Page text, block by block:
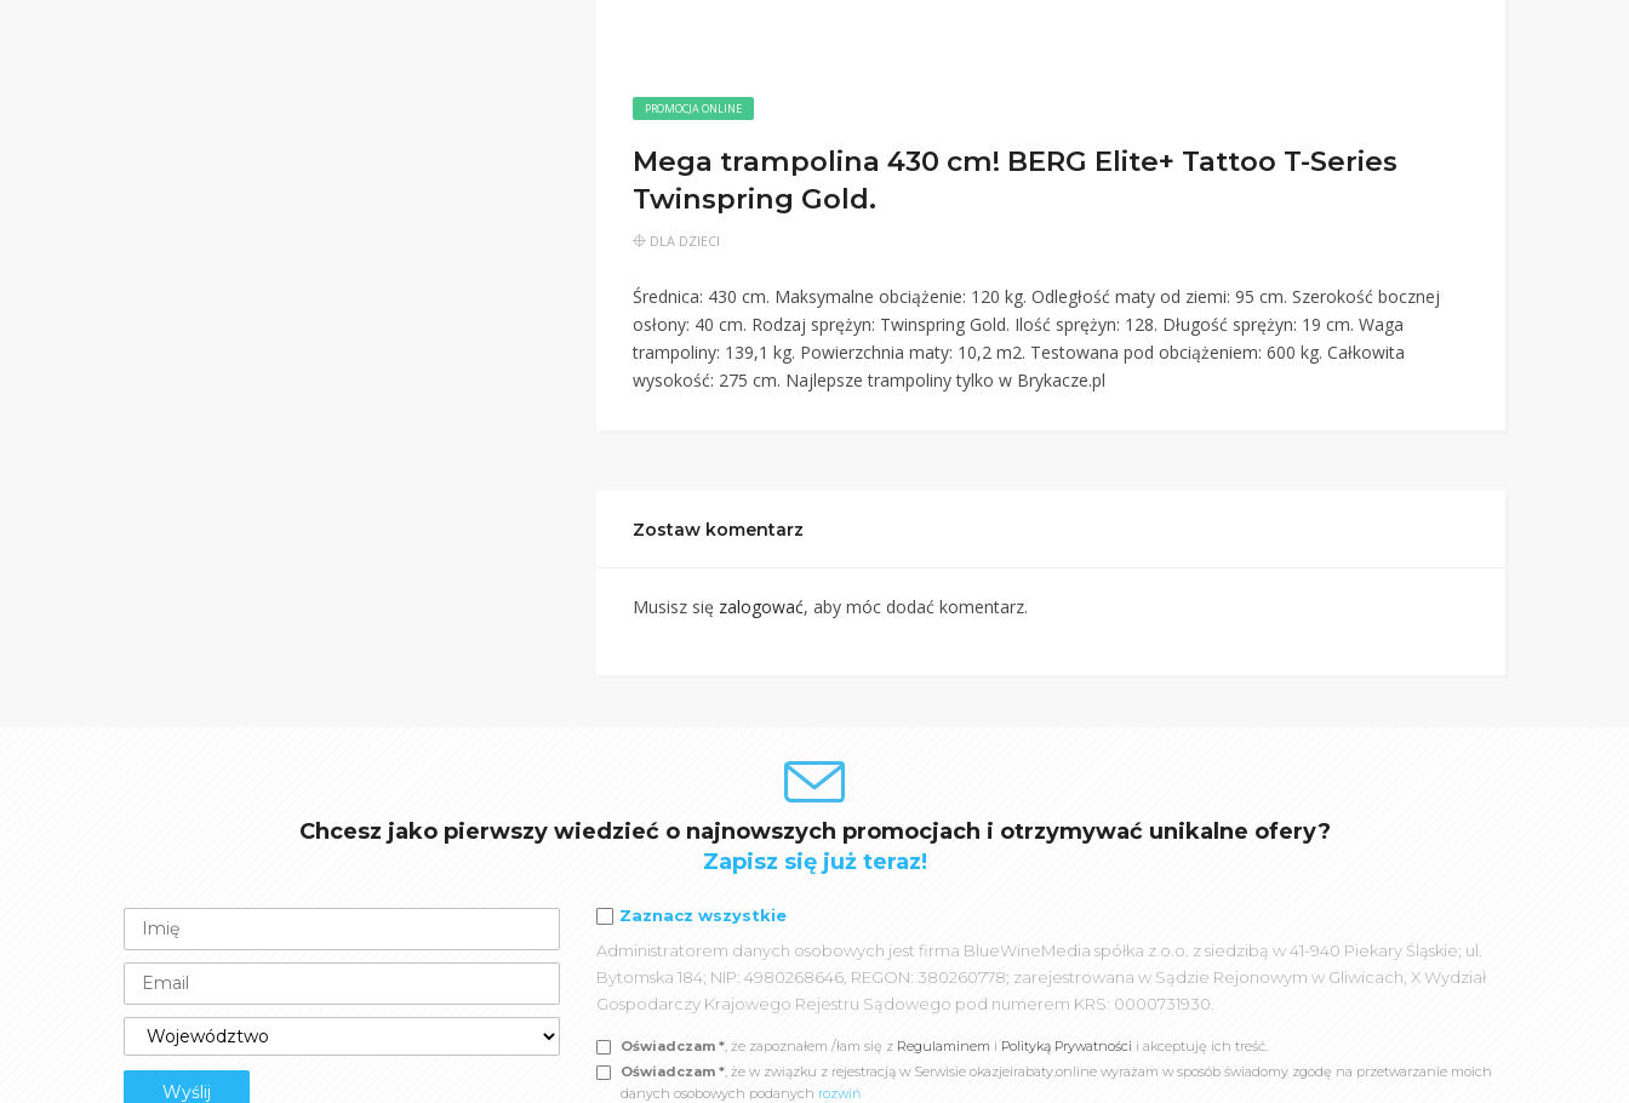
PROMOCJA ONLINE
Mega trampolina 430 cm! BERG Elite+ Tattoo T-Series
Twinspring Gold.
DLA DZIECI
Średnica: 430 cm. Maksymalne obciążenie: 120 kg. Odległość maty od ziemi: 95 cm. Szerokość bocznej
osłony: 40 cm. Rodzaj sprężyn: Twinspring Gold. Ilość sprężyn: 128. Długość sprężyn: 19 cm. Waga
trampoliny: 139,1 kg. Powierzchnia maty: 10,2 m2. Testowana pod obciążeniem: 600 kg. Całkowita
wysokość: 275 cm. Najlepsze trampoliny tylko w Brykacze.pl
Zostaw komentarz
Musisz się zalogować, aby móc dodać komentarz.
Chcesz jako pierwszy wiedzieć o najnowszych promocjach i otrzymywać unikalne ofery?
Zapisz się już teraz!
Zaznacz wszystkie
Administratorem danych osobowych jest firma BlueWineMedia spółka z o.o. z siedzibą w 41-940 Piekary Śląskie; ul.
Bytomska 184; NIP: 4980268646, REGON: 380260778; zarejestrowana w Sądzie Rejonowym w Gliwicach, X Wydział
Gospodarczy Krajowego Rejestru Sądowego pod numerem KRS: 0000731930.
Oświadczam *, że zapoznałem /łam się z Regulaminem i Polityką Prywatności i akceptuję ich treść.
Oświadczam *, że w związku z rejestracją w Serwisie okazjeirabaty.online wyrażam w sposób świadomy zgodę na przetwarzanie moich
danych osobowych podanych rozwiń